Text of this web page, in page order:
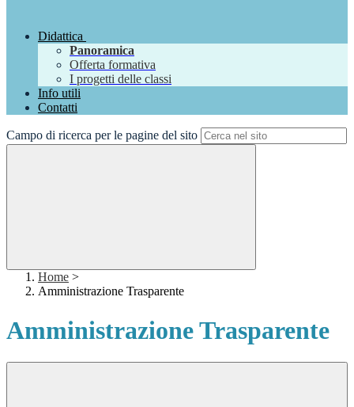
Didattica
Panoramica
Offerta formativa
I progetti delle classi
Info utili
Contatti
Campo di ricerca per le pagine del sito
Home >
Amministrazione Trasparente
Amministrazione Trasparente